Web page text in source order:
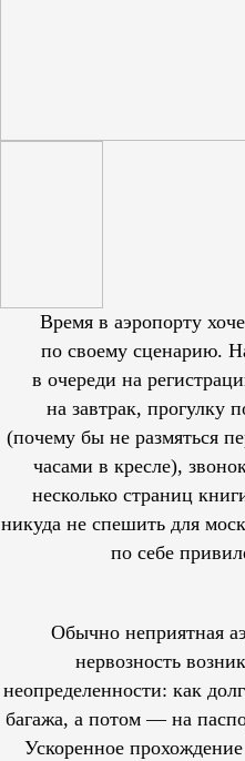
Время в аэропорту
по своему сценарию.
в очереди на
на завтрак, прогулку
(почему бы не размяться
часами в кресле),
несколько страниц
никуда не спешить для
по себе
Обычно неприятная
нервозность
неопределенности: как
багажа, а потом — на
Ускоренное